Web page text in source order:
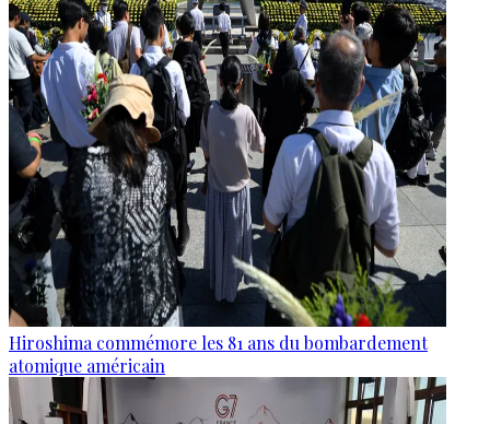
Hiroshima commémore les 81 ans du bombardement
atomique américain